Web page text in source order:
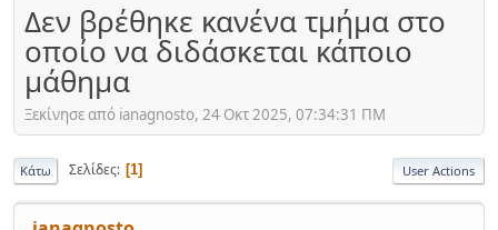
Δεν βρέθηκε κανένα τμήμα στο
οποίο να διδάσκεται κάποιο
μάθημα
Ξεκίνησε από ianagnosto, 24 Οκτ 2025, 07:34:31 ΠΜ
Κάτω Σελίδες 1 User Actions